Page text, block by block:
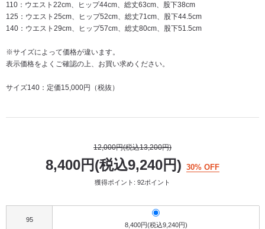
110：ウエスト22cm、ヒップ44cm、総丈63cm、股下38cm
125：ウエスト25cm、ヒップ52cm、総丈71cm、股下44.5cm
140：ウエスト29cm、ヒップ57cm、総丈80cm、股下51.5cm
※サイズによって価格が違います。
表示価格をよくご確認の上、お買い求めください。
サイズ140：定価15,000円（税抜）
12,000円(税込13,200円)
8,400円(税込9,240円) 30% OFF
獲得ポイント: 92ポイント
95
8,400円(税込9,240円)